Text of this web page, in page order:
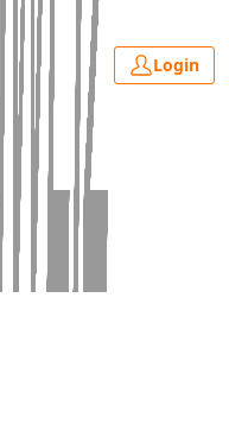
Login